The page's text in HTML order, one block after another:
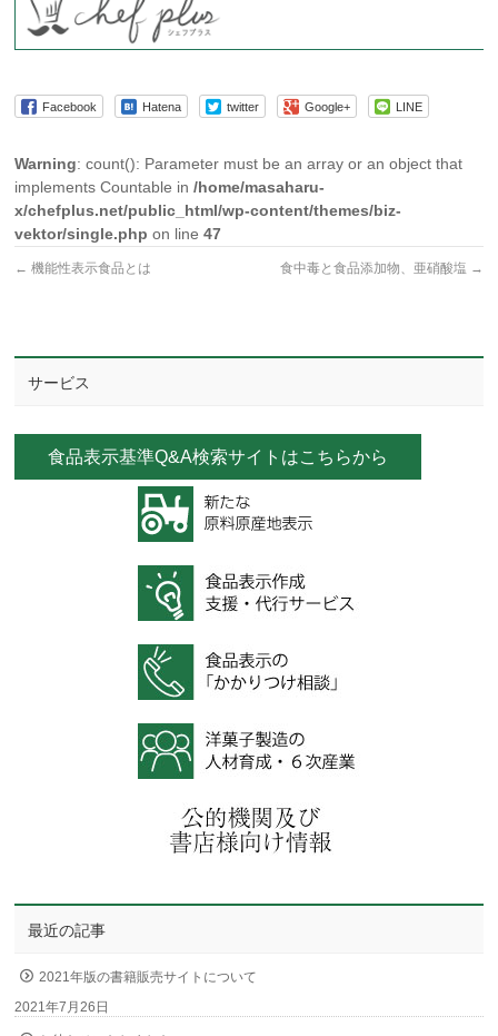
Facebook Hatena twitter Google+ LINE
Warning: count(): Parameter must be an array or an object that
implements Countable in/home/masaharu-
x/chefplus.net/public_html/wp-content/themes/biz-
vektor/single.php on line47
← 機能性表示食品とは 食中毒と食品添加物、亜硝酸塩 →
サービス
食品表示基準Q&A検索サイトはこちらから
最近の記事
2021年版の書籍販売サイトについて
2021年7月26日